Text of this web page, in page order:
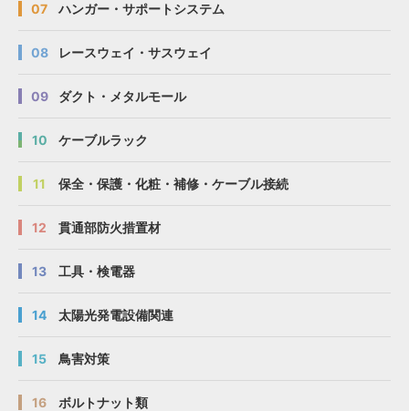
07 ハンガー・サポートシステム
08 レースウェイ・サスウェイ
09 ダクト・メタルモール
10 ケーブルラック
11 保全・保護・化粧・補修・ケーブル接続
12 貫通部防火措置材
13 工具・検電器
14 太陽光発電設備関連
15 鳥害対策
16 ボルトナット類